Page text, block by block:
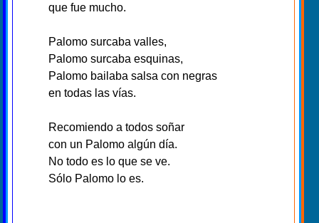
que fue mucho.
Palomo surcaba valles,
Palomo surcaba esquinas,
Palomo bailaba salsa con negras
en todas las vías.
Recomiendo a todos soñar
con un Palomo algún día.
No todo es lo que se ve.
Sólo Palomo lo es.